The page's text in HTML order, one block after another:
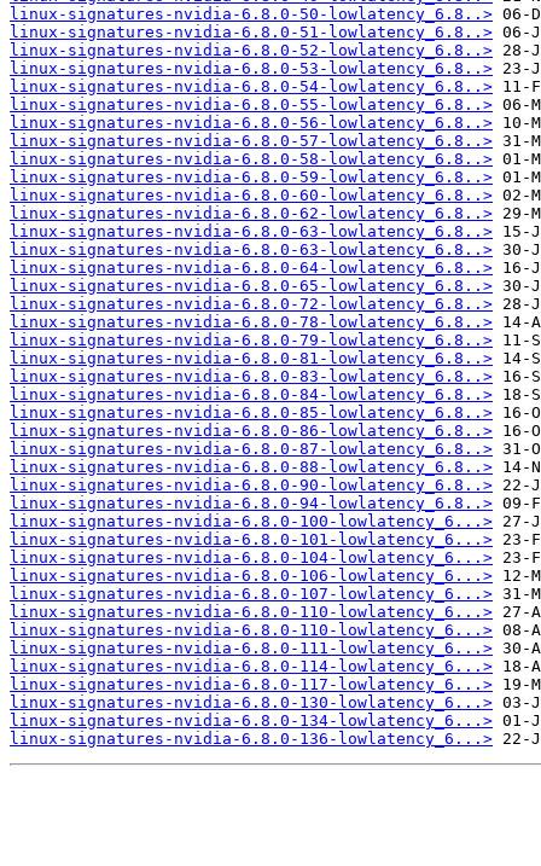
linux-signatures-nvidia-6.8.0-50-lowlatency_6.8..>
linux-signatures-nvidia-6.8.0-51-lowlatency_6.8..>
linux-signatures-nvidia-6.8.0-52-lowlatency_6.8..>
linux-signatures-nvidia-6.8.0-53-lowlatency_6.8..>
linux-signatures-nvidia-6.8.0-54-lowlatency_6.8..>
linux-signatures-nvidia-6.8.0-55-lowlatency_6.8..>
linux-signatures-nvidia-6.8.0-56-lowlatency_6.8..>
linux-signatures-nvidia-6.8.0-57-lowlatency_6.8..>
linux-signatures-nvidia-6.8.0-58-lowlatency_6.8..>
linux-signatures-nvidia-6.8.0-59-lowlatency_6.8..>
linux-signatures-nvidia-6.8.0-60-lowlatency_6.8..>
linux-signatures-nvidia-6.8.0-62-lowlatency_6.8..>
linux-signatures-nvidia-6.8.0-63-lowlatency_6.8..>
linux-signatures-nvidia-6.8.0-63-lowlatency_6.8..>
linux-signatures-nvidia-6.8.0-64-lowlatency_6.8..>
linux-signatures-nvidia-6.8.0-65-lowlatency_6.8..>
linux-signatures-nvidia-6.8.0-72-lowlatency_6.8..>
linux-signatures-nvidia-6.8.0-78-lowlatency_6.8..>
linux-signatures-nvidia-6.8.0-79-lowlatency_6.8..>
linux-signatures-nvidia-6.8.0-81-lowlatency_6.8..>
linux-signatures-nvidia-6.8.0-83-lowlatency_6.8..>
linux-signatures-nvidia-6.8.0-84-lowlatency_6.8..>
linux-signatures-nvidia-6.8.0-85-lowlatency_6.8..>
linux-signatures-nvidia-6.8.0-86-lowlatency_6.8..>
linux-signatures-nvidia-6.8.0-87-lowlatency_6.8..>
linux-signatures-nvidia-6.8.0-88-lowlatency_6.8..>
linux-signatures-nvidia-6.8.0-90-lowlatency_6.8..>
linux-signatures-nvidia-6.8.0-94-lowlatency_6.8..>
linux-signatures-nvidia-6.8.0-100-lowlatency_6...>
linux-signatures-nvidia-6.8.0-101-lowlatency_6...>
linux-signatures-nvidia-6.8.0-104-lowlatency_6...>
linux-signatures-nvidia-6.8.0-106-lowlatency_6...>
linux-signatures-nvidia-6.8.0-107-lowlatency_6...>
linux-signatures-nvidia-6.8.0-110-lowlatency_6...>
linux-signatures-nvidia-6.8.0-110-lowlatency_6...>
linux-signatures-nvidia-6.8.0-111-lowlatency_6...>
linux-signatures-nvidia-6.8.0-114-lowlatency_6...>
linux-signatures-nvidia-6.8.0-117-lowlatency_6...>
linux-signatures-nvidia-6.8.0-130-lowlatency_6...>
linux-signatures-nvidia-6.8.0-134-lowlatency_6...>
linux-signatures-nvidia-6.8.0-136-lowlatency_6...>